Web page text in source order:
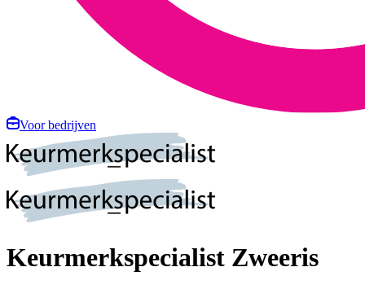
Voor bedrijven
Keurmerkspecialist Zweeris